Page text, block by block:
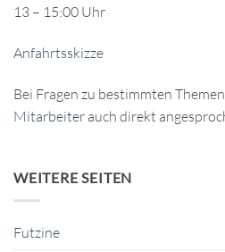
13 – 15:00 Uhr
Anfahrtsskizze
Bei Fragen zu bestimmten
Mitarbeiter auch direkt
WEITERE SEITEN
Futzine